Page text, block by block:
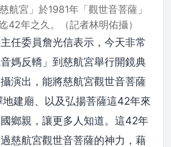
航宮」於1981年「觀世音菩薩」
42年之久。（記者林明佑攝）
任委員詹光信表示，今天非常
媽反轎」到慈航宮舉行開鏡典
演出，能將慈航宮觀世音菩薩
建廟、以及弘揚菩薩這42年來
鄉親，讓更多人知道。這42年
慈航宮觀世音菩薩的神力，藉